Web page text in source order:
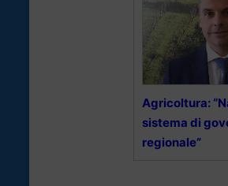
Agricoltura:
sistema di
regionale”